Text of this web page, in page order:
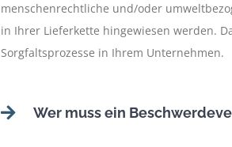
menschenrechtliche und/oder
in Ihrer Lieferkette hingewiesen werden.
Sorgfaltsprozesse in Ihrem Unternehmen.
Wer muss ein